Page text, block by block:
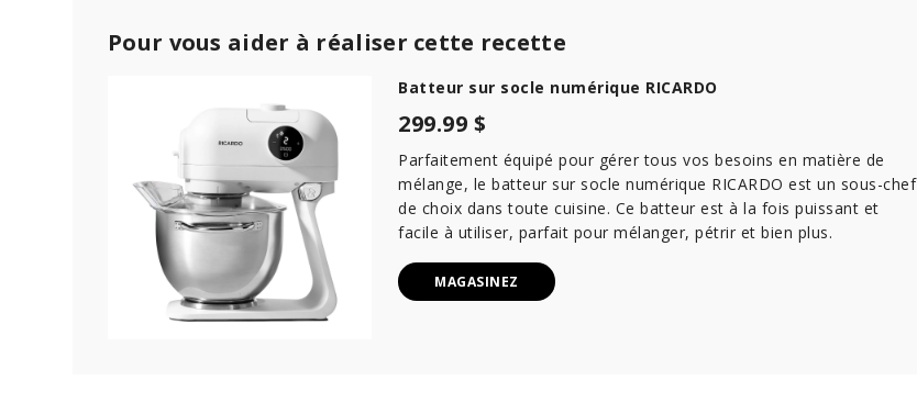
Pour vous aider à réaliser cette recette
Batteur sur socle numérique RICARDO
299.99 $
Parfaitement équipé pour gérer tous vos besoins en matière de
mélange, le batteur sur socle numérique RICARDO est un sous-chef
de choix dans toute cuisine. Ce batteur est à la fois puissant et
facile à utiliser, parfait pour mélanger, pétrir et bien plus.
MAGASINEZ